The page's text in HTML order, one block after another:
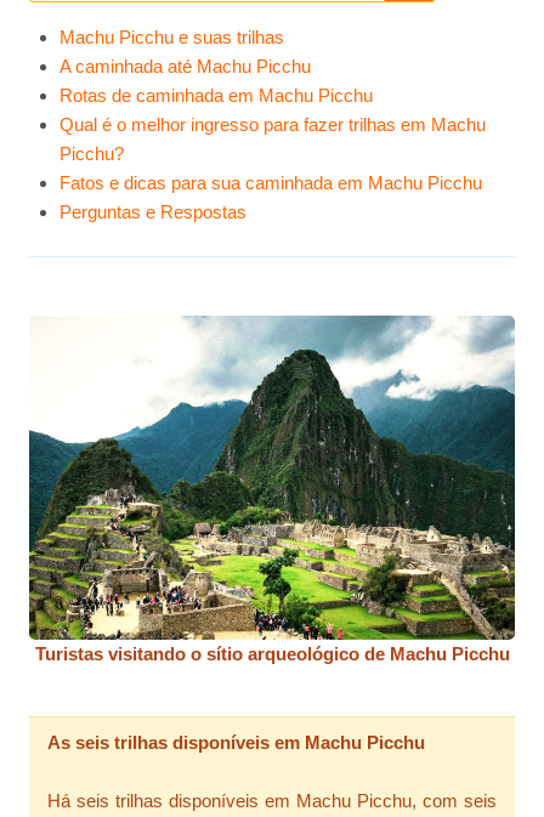
Machu Picchu e suas trilhas
A caminhada até Machu Picchu
Rotas de caminhada em Machu Picchu
Qual é o melhor ingresso para fazer trilhas em Machu
Picchu?
Fatos e dicas para sua caminhada em Machu Picchu
Perguntas e Respostas
Turistas visitando o sítio arqueológico de Machu Picchu
As seis trilhas disponíveis em Machu Picchu
Há seis trilhas disponíveis em Machu Picchu, com seis